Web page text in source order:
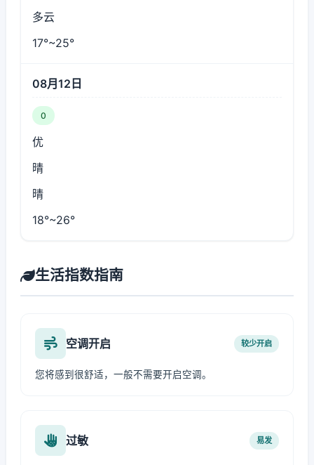
多云
17°~25°
08月12日
0
优
晴
晴
18°~26°
生活指数指南
空调开启 较少开启
您将感到很舒适，一般不需要开启空调。
过敏 易发